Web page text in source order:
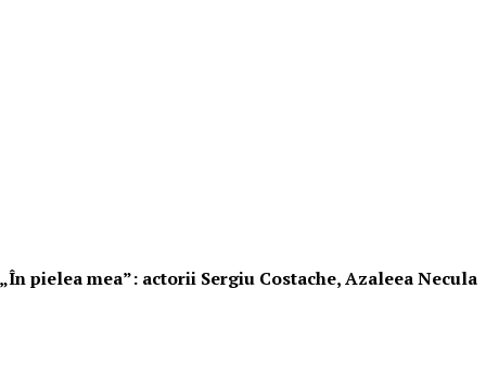
pielea mea”: actorii Sergiu Costache, Azaleea Necula